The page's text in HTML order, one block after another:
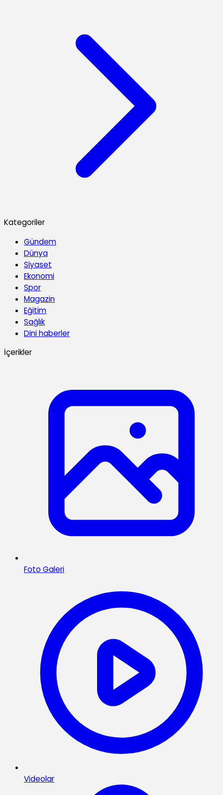
Kategoriler
Gündem
Dünya
Siyaset
Ekonomi
Spor
Magazin
Eğitim
Sağlık
Dini haberler
İçerikler
Foto Galeri
Videolar